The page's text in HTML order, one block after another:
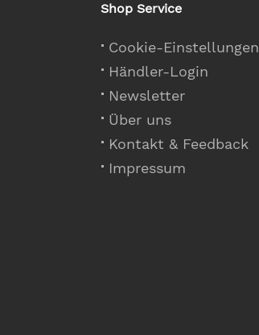
Shop Service
Cookie-Einstellungen
Händler-Login
Newsletter
Über uns
Kontakt & Feedback
Impressum